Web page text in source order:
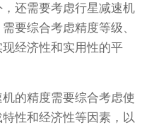
还需要考虑行星减速机
要综合考虑精度等级、
经济性和实用性的平
的精度需要综合考虑使
性和经济性等因素，以